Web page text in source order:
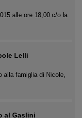
alle ore 18,00 c/o la
Lelli
alla famiglia di Nicole,
al Gaslini